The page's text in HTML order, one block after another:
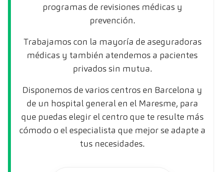
programas de revisiones médicas y
prevención.
Trabajamos con la mayoría de aseguradoras
médicas y también atendemos a pacientes
privados sin mutua.
Disponemos de varios centros en Barcelona y
de un hospital general en el Maresme, para
que puedas elegir el centro que te resulte más
cómodo o el especialista que mejor se adapte a
tus necesidades.